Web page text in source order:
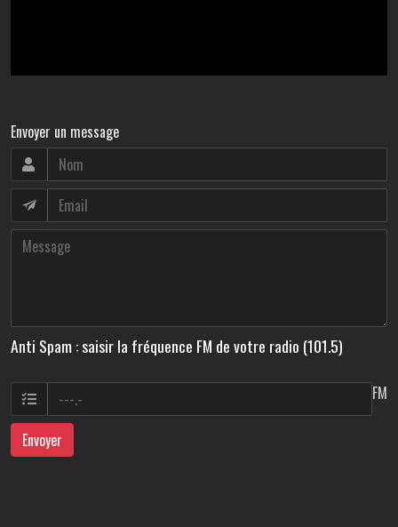
Envoyer un message
Anti Spam : saisir la fréquence FM de votre radio (101.5)
FM
Envoyer